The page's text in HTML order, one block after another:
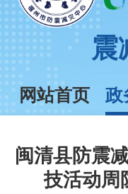
震
网站首页 政
闽清县防震
技活动周